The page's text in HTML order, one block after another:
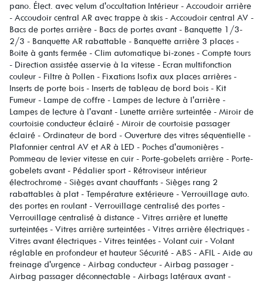
pano. Élect. avec velum d'occultation Intérieur - Accoudoir arrière
- Accoudoir central AR avec trappe à skis - Accoudoir central AV -
Bacs de portes arrière - Bacs de portes avant - Banquette 1/3-
2/3 - Banquette AR rabattable - Banquette arrière 3 places -
Boite à gants fermée - Clim automatique bi-zones - Compte tours
- Direction assistée asservie à la vitesse - Ecran multifonction
couleur - Filtre à Pollen - Fixations Isofix aux places arrières -
Inserts de porte bois - Inserts de tableau de bord bois - Kit
Fumeur - Lampe de coffre - Lampes de lecture à l'arrière -
Lampes de lecture à l'avant - Lunette arrière surteintée - Miroir de
courtoisie conducteur éclairé - Miroir de courtoisie passager
éclairé - Ordinateur de bord - Ouverture des vitres séquentielle -
Plafonnier central AV et AR à LED - Poches d'aumonières -
Pommeau de levier vitesse en cuir - Porte-gobelets arrière - Porte-
gobelets avant - Pédalier sport - Rétroviseur intérieur
électrochrome - Sièges avant chauffants - Sièges rang 2
rabattables à plat - Température extérieure - Verrouillage auto.
des portes en roulant - Verrouillage centralisé des portes -
Verrouillage centralisé à distance - Vitres arrière et lunette
surteintées - Vitres arrière surteintées - Vitres arrière électriques -
Vitres avant électriques - Vitres teintées - Volant cuir - Volant
réglable en profondeur et hauteur Sécurité - ABS - AFIL - Aide au
freinage d'urgence - Airbag conducteur - Airbag passager -
Airbag passager déconnectable - Airbags latéraux avant -